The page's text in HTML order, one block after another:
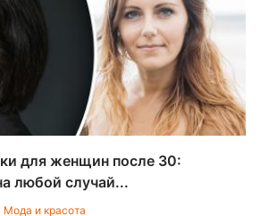
для женщин после 30:
любой случай...
Мода и красота